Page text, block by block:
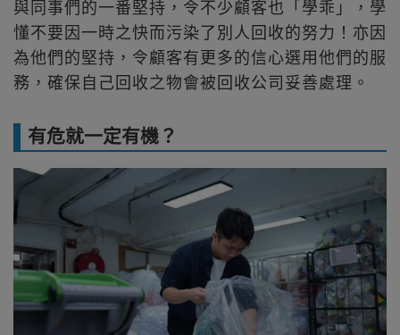
與同事們的一番堅持，令不少顧客也「學乖」，學
懂不要因一時之快而污染了別人回收的努力！亦因
為他們的堅持，令顧客有更多的信心選用他們的服
務，確保自己回收之物會被回收公司妥善處理。
有危就一定有機？